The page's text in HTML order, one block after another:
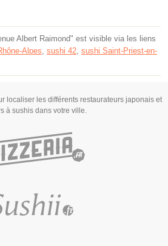
Albert Raimond" est visible via les liens
Alpes, sushi 42, sushi Saint-Priest-en-
localiser les différents restaurateurs japonais et
à sushis dans votre ville.